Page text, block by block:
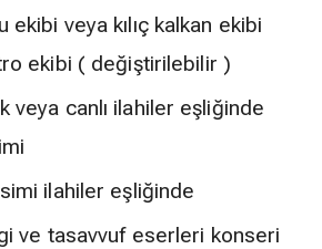
ekibi veya kılıç kalkan ekibi
ekibi ( değiştirilebilir )
veya canlı ilahiler eşliğinde
ilahiler eşliğinde
ve tasavvuf eserleri konseri